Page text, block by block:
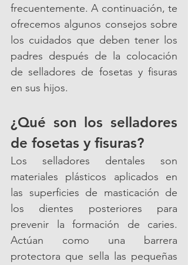
frecuentemente. A continuación, te
ofrecemos algunos consejos sobre
los cuidados que deben tener los
padres después de la colocación
de selladores de fosetas y fisuras
en sus hijos.
¿Qué son los selladores
de fosetas y fisuras?
Los selladores dentales son
materiales plásticos aplicados en
las superficies de masticación de
los dientes posteriores para
prevenir la formación de caries.
Actúan como una barrera
protectora que sella las pequeñas